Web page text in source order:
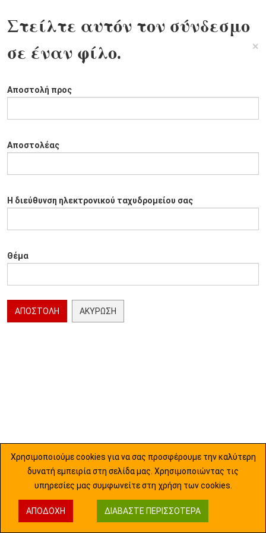
Στείλτε αυτόν τον σύνδεσμο
σε έναν φίλο.
×
Αποστολή προς
Αποστολέας
Η διεύθυνση ηλεκτρονικού ταχυδρομείου σας
Θέμα
ΑΠΟΣΤΟΛΉ ΑΚΎΡΩΣΗ
Χρησιμοποιούμε cookies για να σας προσφέρουμε την καλύτερη
δυνατή εμπειρία στη σελίδα μας. Χρησιμοποιώντας τις
υπηρεσίες μας συμφωνείτε στη χρήση των cookies.
ΑΠΟΔΟΧΉ ΔΙΑΒΆΣΤΕ ΠΕΡΙΣΣΌΤΕΡΑ